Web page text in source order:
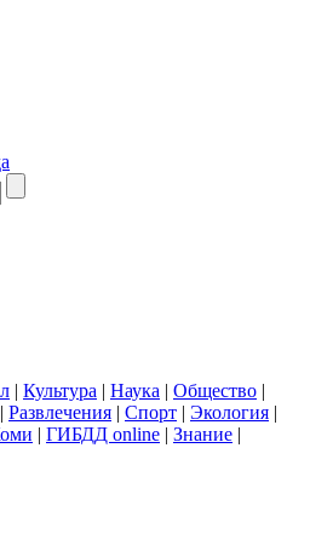
| Культура | Наука | Общество |
| Развлечения | Спорт | Экология |
| ГИБДД online | Знание |